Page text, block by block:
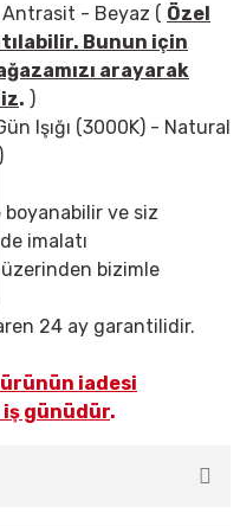
Antrasit - Beyaz ( Özel
Bunun için
arayarak
. )
Işığı (3000K) - Natural
ve siz
imalatı
üzerinden bizimle
24 ay garantilidir.
iadesi
iş günüdür.